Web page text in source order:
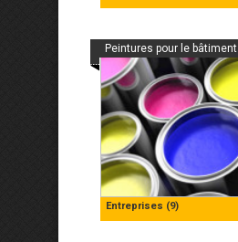
Entreprises (9)
Peintures pour le bâtiment